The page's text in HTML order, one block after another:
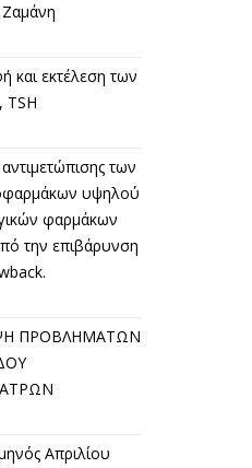
και εκτέλεση των
TSH
των
υψηλού
φαρμάκων
την επιβάρυνση
ΠΡΟΒΛΗΜΑΤΩΝ
Απριλίου